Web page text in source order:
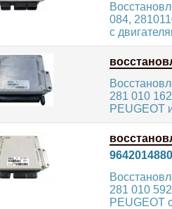
084,
с
281 010
PEUGEOT
9642014880
281 010
PEUGEOT